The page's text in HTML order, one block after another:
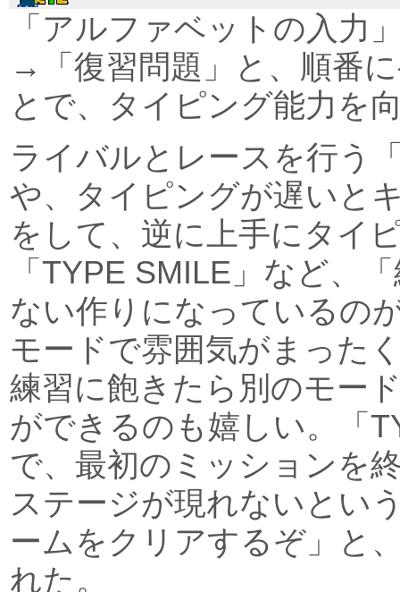
「アルファベットの入力
→「復習問題」と、順番
とで、タイピング能力を
ライバルとレースを行う
や、タイピングが遅いと
をして、逆に上手にタイ
「TYPE SMILE」など、
ない作りになっているの
モードで雰囲気がまった
練習に飽きたら別のモー
ができるのも嬉しい。「
で、最初のミッションを
ステージが現れないとい
ームをクリアするぞ」と
れた。